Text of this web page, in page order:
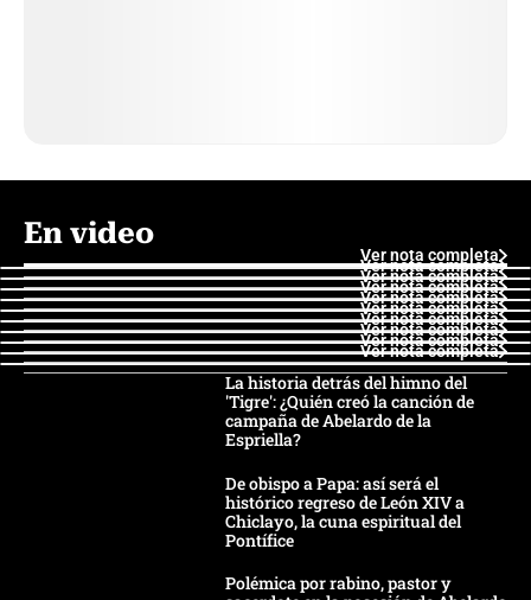
En video
Ver nota completa
Ver nota completa
Ver nota completa
Ver nota completa
Ver nota completa
Ver nota completa
Ver nota completa
Ver nota completa
Ver nota completa
Ver nota completa
La historia detrás del himno del
'Tigre': ¿Quién creó la canción de
campaña de Abelardo de la
Espriella?
De obispo a Papa: así será el
histórico regreso de León XIV a
Chiclayo, la cuna espiritual del
Pontífice
Polémica por rabino, pastor y